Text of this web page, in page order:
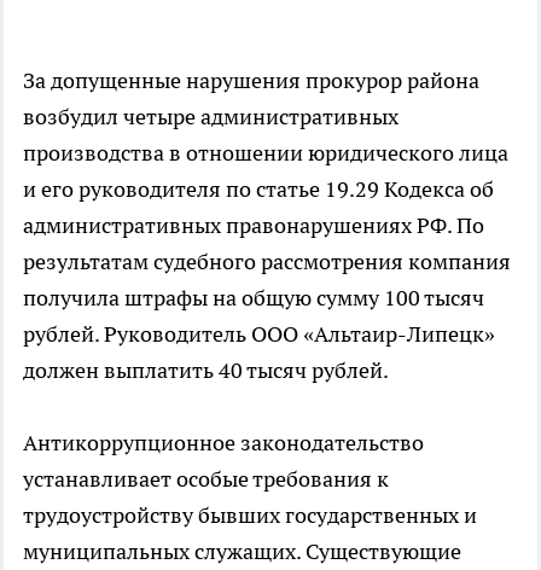
За допущенные нарушения прокурор района
возбудил четыре административных
производства в отношении юридического лица
и его руководителя по статье 19.29 Кодекса об
административных правонарушениях РФ. По
результатам судебного рассмотрения компания
получила штрафы на общую сумму 100 тысяч
рублей. Руководитель ООО «Альтаир-Липецк»
должен выплатить 40 тысяч рублей.
Антикоррупционное законодательство
устанавливает особые требования к
трудоустройству бывших государственных и
муниципальных служащих. Существующие